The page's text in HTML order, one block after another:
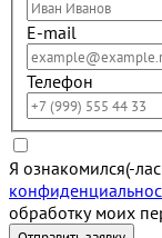
E-mail
Телефон
Я ознакомился(-
обработку моих